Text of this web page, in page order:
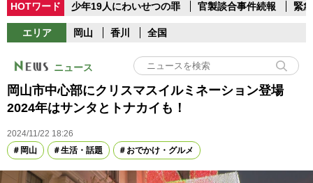
HOTワード 少年19人にわいせつの罪 官製談合事件続報 緊
エリア 岡山 香川 全国
ニュース
岡山市中心部にクリスマスイルミネーション登場
2024年はサンタとトナカイも！
2024/11/22 18:26
岡山
生活・話題 おでかけ・グルメ